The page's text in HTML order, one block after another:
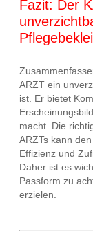
Fazit: Der
ARZT ein
ist. Er bietet
macht. Die
ARZTs kann
Effizienz und
Daher ist es
Passform zu
erzielen.